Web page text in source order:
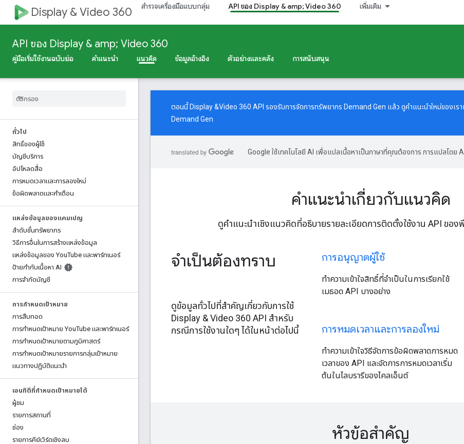
Display & Video 360 สำรวจเครื่องมือแบบกลุ่ม API ของ Display & amp; Video 360 เพิ่มเติม
API ของ Display & amp; Video 360
คู่มือเริ่มใช้งานฉบับย่อ คำแนะนำ แนวคิด ข้อมูลอ้างอิง ตัวอย่างและคลัง การสนับสนุน
ทั่วไป
สิทธิ์ของผู้ใช้
บัญชีบริการ
อัปโหลดสื่อ
การหมดเวลาและการลองใหม่
ข้อผิดพลาดและคําเตือน
แหล่งข้อมูลของแคมเปญ
ลำดับชั้นทรัพยากร
วิธีการอื่นในการสร้างแหล่งข้อมูล
แหล่งข้อมูลของ YouTube และพาร์ทเนอร์
ป้ายกำกับเนื้อหา AI
การจำกัดบัญชี
การกำหนดเป้าหมาย
การสืบทอด
การกำหนดเป้าหมาย YouTube และพาร์ทเนอร์
การกำหนดเป้าหมายตามภูมิศาสตร์
การกำหนดเป้าหมายรายการกลุ่มเป้าหมาย
แนวทางปฏิบัติแนะนำ
เอนทิตีที่กำหนดเป้าหมายได้
ผู้ชม
รายการสถานที่
ช่อง
รายการคีย์เวิร์ดเชิงลบ
ตอนนี้ Display &Video 360 API รองรับการจัดการทรัพยากร Demand Gen แล้ว ดูคำแนะนำใหม่ของเร
Demand Gen
Google ใช้เทคโนโลยี AI เพื่อแปลเนื้อหาเป็นภาษาที่คุณต้องการ การแปลโดย
คำแนะนำเกี่ยวกับแนวคิด
ดูคำแนะนำเชิงแนวคิดที่อธิบายรายละเอียดการติดตั้งใช้งาน API ของ
จำเป็นต้องทราบ
ดูข้อมูลทั่วไปที่สำคัญเกี่ยวกับการใช้
Display & Video 360 API สำหรับ
กรณีการใช้งานใดๆ ได้ในหน้าต่อไปนี้
การอนุญาตผู้ใช้
ทำความเข้าใจสิทธิ์ที่จำเป็นในการเรียกใช้
เมธอด API บางอย่าง
การหมดเวลาและการลองใหม่
ทำความเข้าใจวิธีจัดการข้อผิดพลาดการหมด
เวลาของ API และจัดการการหมดเวลาเริ่ม
ต้นในไลบรารีของไคลเอ็นต์
หัวข้อสำคัญ